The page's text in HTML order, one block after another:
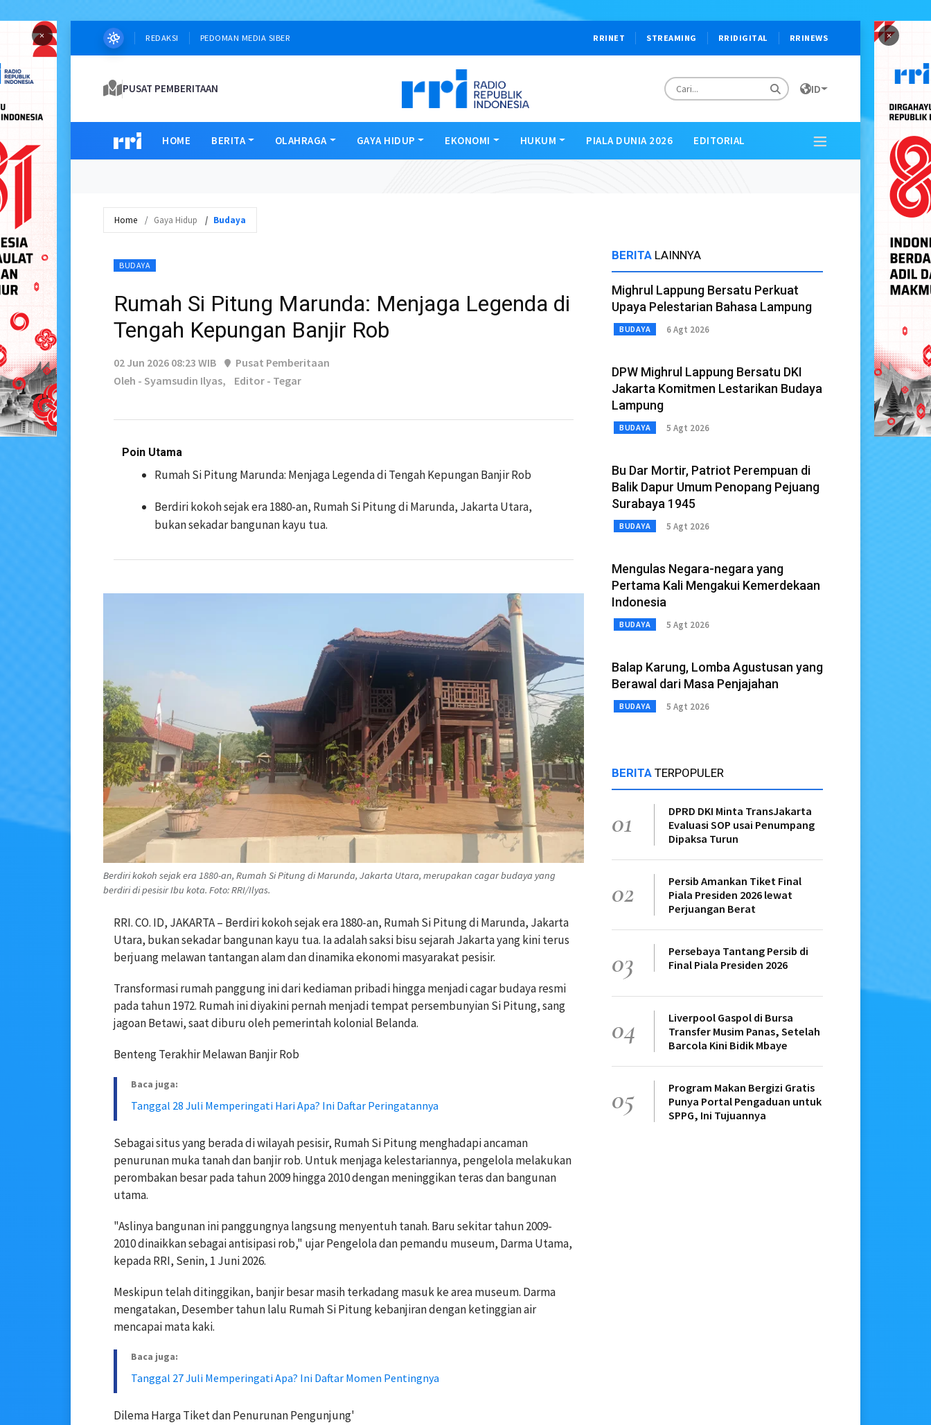
× ×
REDAKSI PEDOMAN MEDIA SIBER RRINET STREAMING RRIDIGITAL RRINEWS
PUSAT PEMBERITAAN ID
HOME BERITA OLAHRAGA GAYA HIDUP EKONOMI HUKUM PIALA DUNIA 2026 EDITORIAL
Home Gaya Hidup Budaya
BUDAYA
Rumah Si Pitung Marunda: Menjaga Legenda di
Tengah Kepungan Banjir Rob
02 Jun 2026 08:23 WIB
Pusat Pemberitaan
Oleh - Syamsudin Ilyas,
Editor - Tegar
Poin Utama
Rumah Si Pitung Marunda: Menjaga Legenda di Tengah Kepungan Banjir Rob
Berdiri kokoh sejak era 1880-an, Rumah Si Pitung di Marunda, Jakarta Utara,
bukan sekadar bangunan kayu tua.
Berdiri kokoh sejak era 1880-an, Rumah Si Pitung di Marunda, Jakarta Utara, merupakan cagar budaya yang
berdiri di pesisir Ibu kota. Foto: RRI/Ilyas.
RRI. CO. ID, JAKARTA – Berdiri kokoh sejak era 1880-an, Rumah Si Pitung di Marunda, Jakarta
Utara, bukan sekadar bangunan kayu tua. Ia adalah saksi bisu sejarah Jakarta yang kini terus
berjuang melawan tantangan alam dan dinamika ekonomi masyarakat pesisir.
Transformasi rumah panggung ini dari kediaman pribadi hingga menjadi cagar budaya resmi
pada tahun 1972. Rumah ini diyakini pernah menjadi tempat persembunyian Si Pitung, sang
jagoan Betawi, saat diburu oleh pemerintah kolonial Belanda.
Benteng Terakhir Melawan Banjir Rob
Baca juga:
Tanggal 28 Juli Memperingati Hari Apa? Ini Daftar Peringatannya
Sebagai situs yang berada di wilayah pesisir, Rumah Si Pitung menghadapi ancaman
penurunan muka tanah dan banjir rob. Untuk menjaga kelestariannya, pengelola melakukan
perombakan besar pada tahun 2009 hingga 2010 dengan meninggikan teras dan bangunan
utama.
"Aslinya bangunan ini panggungnya langsung menyentuh tanah. Baru sekitar tahun 2009-
2010 dinaikkan sebagai antisipasi rob," ujar Pengelola dan pemandu museum, Darma Utama,
kepada RRI, Senin, 1 Juni 2026.
Meskipun telah ditinggikan, banjir besar masih terkadang masuk ke area museum. Darma
mengatakan, Desember tahun lalu Rumah Si Pitung kebanjiran dengan ketinggian air
mencapai mata kaki.
Baca juga:
Tanggal 27 Juli Memperingati Apa? Ini Daftar Momen Pentingnya
Dilema Harga Tiket dan Penurunan Pengunjung'
BERITA LAINNYA
Mighrul Lappung Bersatu Perkuat
Upaya Pelestarian Bahasa Lampung
BUDAYA 6 Agt 2026
DPW Mighrul Lappung Bersatu DKI
Jakarta Komitmen Lestarikan Budaya
Lampung
BUDAYA 5 Agt 2026
Bu Dar Mortir, Patriot Perempuan di
Balik Dapur Umum Penopang Pejuang
Surabaya 1945
BUDAYA 5 Agt 2026
Mengulas Negara-negara yang
Pertama Kali Mengakui Kemerdekaan
Indonesia
BUDAYA 5 Agt 2026
Balap Karung, Lomba Agustusan yang
Berawal dari Masa Penjajahan
BUDAYA 5 Agt 2026
BERITA TERPOPULER
01
DPRD DKI Minta TransJakarta
Evaluasi SOP usai Penumpang
Dipaksa Turun
02
Persib Amankan Tiket Final
Piala Presiden 2026 lewat
Perjuangan Berat
03
Persebaya Tantang Persib di
Final Piala Presiden 2026
04
Liverpool Gaspol di Bursa
Transfer Musim Panas, Setelah
Barcola Kini Bidik Mbaye
05
Program Makan Bergizi Gratis
Punya Portal Pengaduan untuk
SPPG, Ini Tujuannya